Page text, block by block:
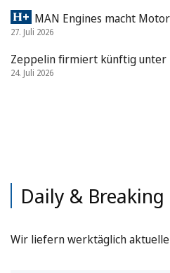
MAN Engines macht
27. Juli 2026
Zeppelin firmiert künftig unter
24. Juli 2026
Daily & Breaking
Wir liefern werktäglich aktuelle